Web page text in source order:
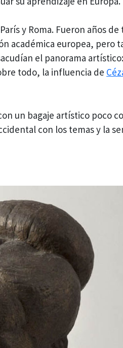
y Roma. Fueron años
académica europea, pero
el panorama
todo, la influencia de
un bagaje artístico poco
con los temas y la